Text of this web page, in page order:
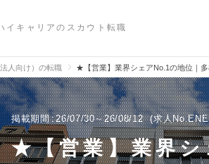
イキャリアのスカウト転職
人向け）の転職 ★【営業】業界シェアNo.1の地位｜
掲載期間 26/07/30～26/08/12 求人
★【営業】業界